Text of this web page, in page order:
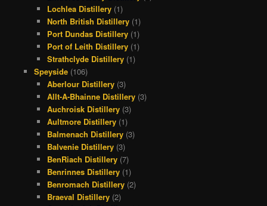
Lochlea Distillery (1)
North British Distillery (1)
Port Dundas Distillery (1)
Port of Leith Distillery (1)
Strathclyde Distillery (1)
Speyside(106)
Aberlour Distillery (3)
Allt-A-Bhainne Distillery (3)
Auchroisk Distillery (3)
Aultmore Distillery (1)
Balmenach Distillery (3)
Balvenie Distillery (3)
BenRiach Distillery (7)
Benrinnes Distillery (1)
Benromach Distillery (2)
Braeval Distillery (2)